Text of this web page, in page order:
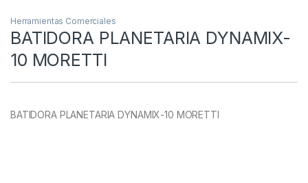
Herramientas Comerciales
BATIDORA PLANETARIA DYNAMIX-
10 MORETTI
BATIDORA PLANETARIA DYNAMIX-10 MORETTI